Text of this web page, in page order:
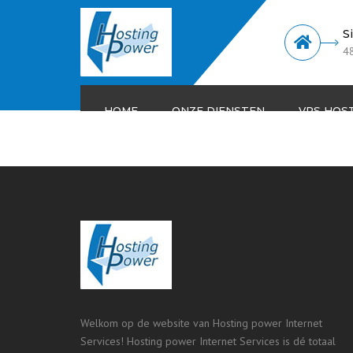
HOME ONZE DIENSTEN
Reseller Hosting
VPS
Welkom op de website van Hosting power Internet
Services! Hosting power Internet Services is dé totaal